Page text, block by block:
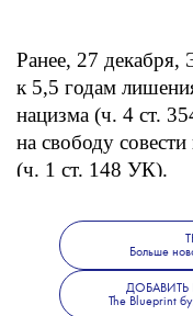
Ранее, 27
к 5,5 годам
нацизма (ч. 4 ст.
на свободу
(ч. 1 ст. 148 УК).
Больше
и современной
канале The
Больше
ДОБАВИТЬ
The Blueprint